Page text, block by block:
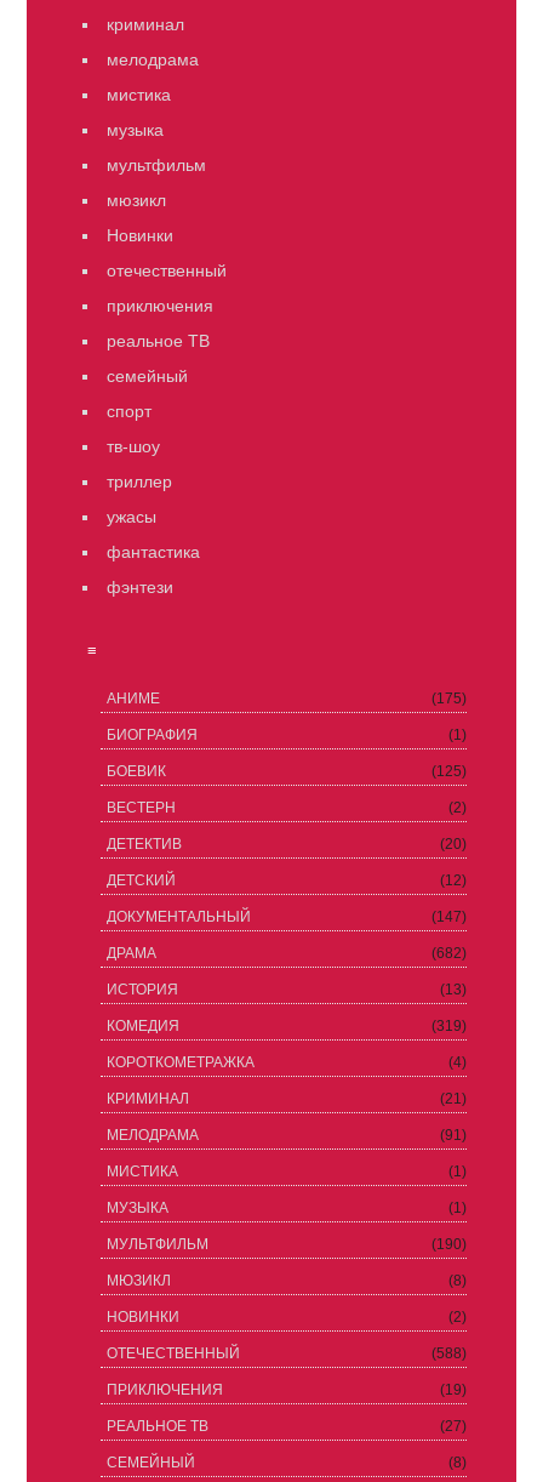
криминал
мелодрама
мистика
музыка
мультфильм
мюзикл
Новинки
отечественный
приключения
реальное ТВ
семейный
спорт
тв-шоу
триллер
ужасы
фантастика
фэнтези
≡
АНИМЕ (175)
БИОГРАФИЯ (1)
БОЕВИК (125)
ВЕСТЕРН (2)
ДЕТЕКТИВ (20)
ДЕТСКИЙ (12)
ДОКУМЕНТАЛЬНЫЙ (147)
ДРАМА (682)
ИСТОРИЯ (13)
КОМЕДИЯ (319)
КОРОТКОМЕТРАЖКА (4)
КРИМИНАЛ (21)
МЕЛОДРАМА (91)
МИСТИКА (1)
МУЗЫКА (1)
МУЛЬТФИЛЬМ (190)
МЮЗИКЛ (8)
НОВИНКИ (2)
ОТЕЧЕСТВЕННЫЙ (588)
ПРИКЛЮЧЕНИЯ (19)
РЕАЛЬНОЕ ТВ (27)
СЕМЕЙНЫЙ (8)